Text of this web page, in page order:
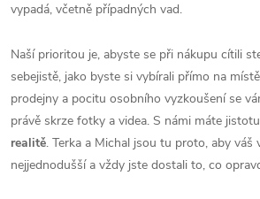
vypadá, včetně případných vad.
Naší prioritou je, abyste se při nákupu cítili
sebejistě, jako byste si vybírali přímo na
prodejny a pocitu osobního vyzkoušení se
právě skrze fotky a videa. S námi máte
realitě. Terka a Michal jsou tu proto, aby váš
nejjednodušší a vždy jste dostali to, co